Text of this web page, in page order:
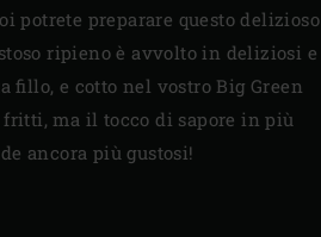
potrete preparare questo delizioso
ripieno è avvolto in deliziosi e
fillo, e cotto nel vostro Big Green
fritti, ma il tocco di sapore in più
ancora più gustosi!